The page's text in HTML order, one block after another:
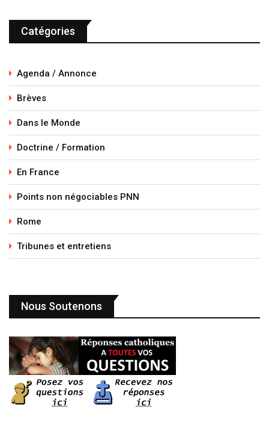
Catégories
Agenda / Annonce
Brèves
Dans le Monde
Doctrine / Formation
En France
Points non négociables PNN
Rome
Tribunes et entretiens
Nous Soutenons